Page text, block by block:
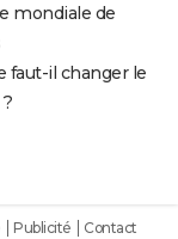
mondiale de
faut-il changer le
Publicité
Contact